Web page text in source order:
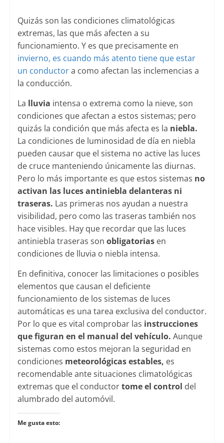
Quizás son las condiciones climatológicas
extremas, las que más afecten a su
funcionamiento. Y es que precisamente en
invierno, es cuando más atento tiene que estar
un conductora como afectan las inclemencias a
la conducción.
La lluvia intensa o extrema como la nieve, son
condiciones que afectan a estos sistemas; pero
quizás la condición que más afecta es la niebla.
La condiciones de luminosidad de día en niebla
pueden causar que el sistema no active las luces
de cruce manteniendo únicamente las diurnas.
Pero lo más importante es que estos sistemas no
activan las luces antiniebla delanteras ni
traseras. Las primeras nos ayudan a nuestra
visibilidad, pero como las traseras también nos
hace visibles. Hay que recordar que las luces
antiniebla traseras son obligatoriasen
condiciones de lluvia o niebla intensa.
En definitiva, conocer las limitaciones o posibles
elementos que causan el deficiente
funcionamiento de los sistemas de luces
automáticas es una tarea exclusiva del conductor.
Por lo que es vital comprobar las instrucciones
que figuran en el manual del vehículo. Aunque
sistemas como estos mejoran la seguridad en
condiciones meteorológicas estables, es
recomendable ante situaciones climatológicas
extremas que el conductortome el control del
alumbrado del automóvil.
Me gusta esto: